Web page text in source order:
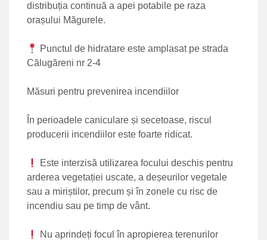
distribuția continuă a apei potabile pe raza
orașului Măgurele.
Punctul de hidratare este amplasat pe strada
Călugăreni nr 2-4
Măsuri pentru prevenirea incendiilor
În perioadele caniculare și secetoase, riscul
producerii incendiilor este foarte ridicat.
Este interzisă utilizarea focului deschis pentru
arderea vegetației uscate, a deșeurilor vegetale
sau a miriștilor, precum și în zonele cu risc de
incendiu sau pe timp de vânt.
Nu aprindeți focul în apropierea terenurilor